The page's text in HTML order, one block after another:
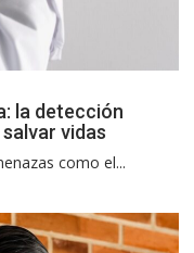
la detección
vidas
como el...